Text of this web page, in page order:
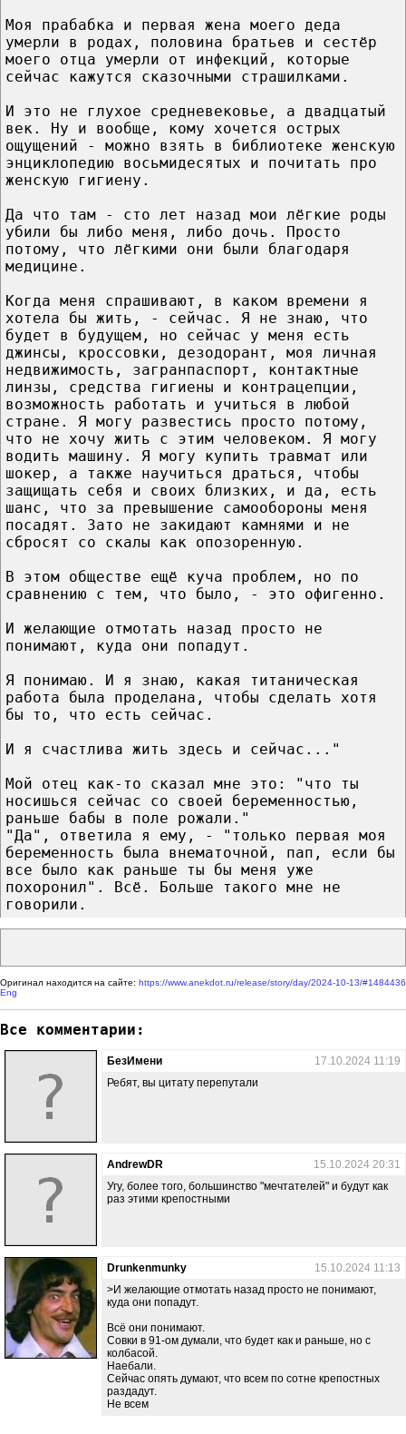
Моя прабабка и первая жена моего деда
умерли в родах, половина братьев и сестёр
моего отца умерли от инфекций, которые
сейчас кажутся сказочными страшилками.
И это не глухое средневековье, а двадцатый
век. Ну и вообще, кому хочется острых
ощущений - можно взять в библиотеке женскую
энциклопедию восьмидесятых и почитать про
женскую гигиену.
Да что там - сто лет назад мои лёгкие роды
убили бы либо меня, либо дочь. Просто
потому, что лёгкими они были благодаря
медицине.
Когда меня спрашивают, в каком времени я
хотела бы жить, - сейчас. Я не знаю, что
будет в будущем, но сейчас у меня есть
джинсы, кроссовки, дезодорант, моя личная
недвижимость, загранпаспорт, контактные
линзы, средства гигиены и контрацепции,
возможность работать и учиться в любой
стране. Я могу развестись просто потому,
что не хочу жить с этим человеком. Я могу
водить машину. Я могу купить травмат или
шокер, а также научиться драться, чтобы
защищать себя и своих близких, и да, есть
шанс, что за превышение самообороны меня
посадят. Зато не закидают камнями и не
сбросят со скалы как опозоренную.
В этом обществе ещё куча проблем, но по
сравнению с тем, что было, - это офигенно.
И желающие отмотать назад просто не
понимают, куда они попадут.
Я понимаю. И я знаю, какая титаническая
работа была проделана, чтобы сделать хотя
бы то, что есть сейчас.
И я счастлива жить здесь и сейчас..."
Мой отец как-то сказал мне это: "что ты
носишься сейчас со своей беременностью,
раньше бабы в поле рожали."
"Да", ответила я ему, - "только первая моя
беременность была внематочной, пап, если бы
все было как раньше ты бы меня уже
похоронил". Всё. Больше такого мне не
говорили.
Оригинал находится на сайте: https://www.anekdot.ru/release/story/day/2024-10-13/#1484436
Eng
Все комментарии:
БезИмени
17.10.2024 11:19
Ребят, вы цитату перепутали
AndrewDR
15.10.2024 20:31
Угу, более того, большинство "мечтателей" и будут как
раз этими крепостными
Drunkenmunky
15.10.2024 11:13
>И желающие отмотать назад просто не понимают,
куда они попадут.
Всё они понимают.
Совки в 91-ом думали, что будет как и раньше, но с
колбасой.
Наебали.
Сейчас опять думают, что всем по сотне крепостных
раздадут.
Не всем